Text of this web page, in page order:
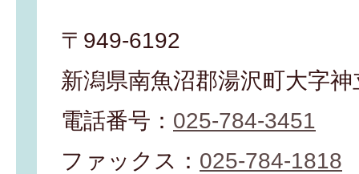
〒949-6192
新潟県南魚沼郡湯沢町大字
電話番号： 025-784-3451
ファックス： 025-784-1818